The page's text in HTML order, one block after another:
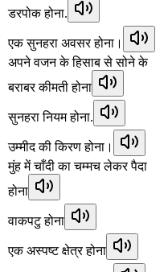
डरपोक होना.
एक सुनहरा अवसर होना।
अपने वजन के हिसाब से सोने के
बराबर कीमती होना
सुनहरा नियम होना.
उम्मीद की किरण होना।
मुंह में चाँदी का चम्मच लेकर पैदा
होना
वाकपटु होना
एक अस्पष्ट क्षेत्र होना